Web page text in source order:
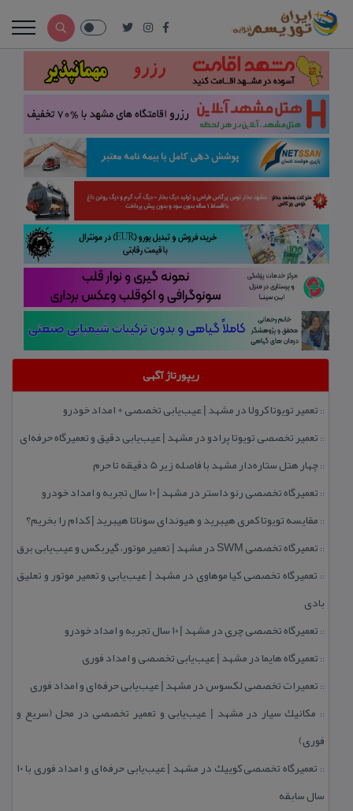
ریپورتاژ آگهی
:: تعمیر تویوتا كرولا در مشهد | عیب‌یابی تخصصی + امداد خودرو
:: تعمیر تخصصی تویوتا پرادو در مشهد | عیب‌یابی دقیق و تعمیرگاه حرفه‌ای
::چهار هتل‌ ستاره‌دار مشهد با فاصله زیر 5 دقیقه تا حرم
:: تعمیرگاه تخصصی رنو داستر در مشهد | ۱۰ سال تجربه و امداد خودرو
:: مقایسه تویوتا كمری هیبرید و هیوندای سوناتا هیبرید | كدام را بخریم؟
:: تعمیرگاه تخصصی SWM در مشهد | تعمیر موتور، گیربكس و عیب‌یابی برق
:: تعمیرگاه تخصصی كیا موهاوی در مشهد | عیب‌یابی و تعمیر موتور و تعلیق
بادی
:: تعمیرگاه تخصصی چری در مشهد | ۱۰ سال تجربه و امداد خودرو
:: تعمیرگاه هایما در مشهد | عیب‌یابی تخصصی و امداد فوری
:: تعمیرات تخصصی لكسوس در مشهد | عیب‌یابی حرفه‌ای و امداد فوری
:: مكانیك سیار در مشهد | عیب‌یابی و تعمیر تخصصی در محل (سریع و
فوری)
::
تعمیرگاه تخصصی كوییك در مشهد | عیب‌یابی حرفه‌ای و امداد فوری با ۱۰
سال سابقه